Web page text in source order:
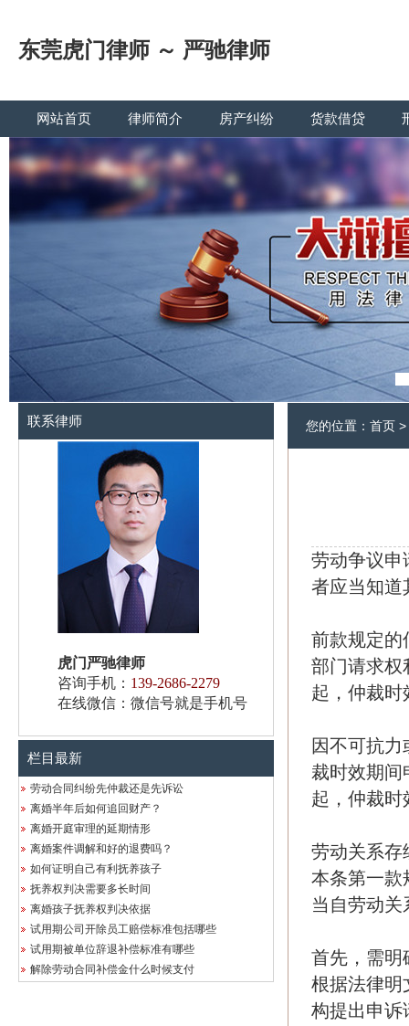
东莞虎门律师 ～ 严驰律师
网站首页 律师简介 房产纠纷 货款借贷
联系律师
虎门严驰律师
咨询手机： 139-2686-2279
在线微信：微信号就是手机号
栏目最新
劳动合同纠纷先仲裁还是先诉讼
离婚半年后如何追回财产？
离婚开庭审理的延期情形
离婚案件调解和好的退费吗？
如何证明自己有利抚养孩子
抚养权判决需要多长时间
离婚孩子抚养权判决依据
试用期公司开除员工赔偿标准包括哪些
试用期被单位辞退补偿标准有哪些
解除劳动合同补偿金什么时候支付
您的位置： 首页 >
劳动争议申
者应当知道
前款规定的
部门请求权
起，仲裁时
因不可抗
裁时效期间
起，仲裁时
劳动关系存
本条第一款
当自劳动
首先，需明
根据法律明
构提出申诉